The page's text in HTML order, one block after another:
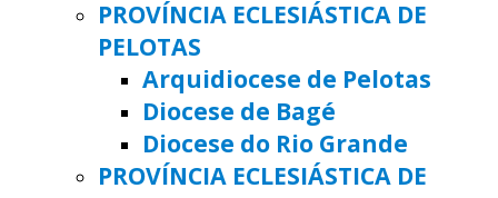
PROVÍNCIA ECLESIÁSTICA DE
PELOTAS
Arquidiocese de Pelotas
Diocese de Bagé
Diocese do Rio Grande
PROVÍNCIA ECLESIÁSTICA DE